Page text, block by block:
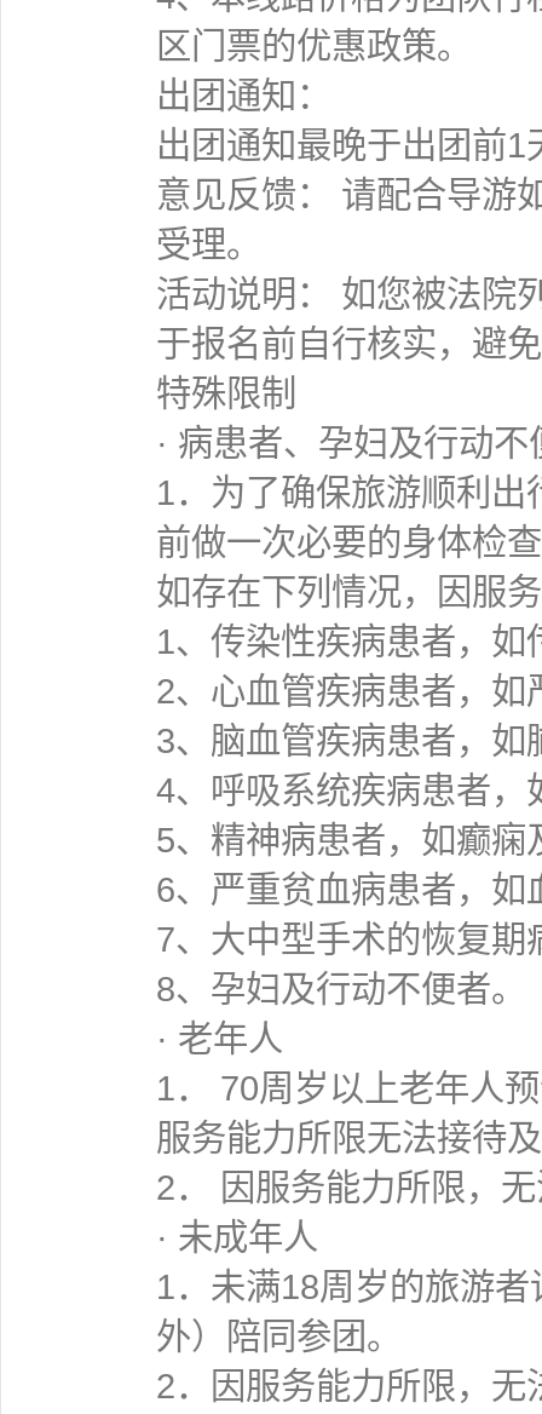
区门票的优惠政策。
出团通知：
出团通知最晚于出团前
意见反馈： 请配合导游
受理。
活动说明： 如您被法院
于报名前自行核实，避
特殊限制
· 病患者、孕妇及行动不
1．为了确保旅游顺利
前做一次必要的身体检
如存在下列情况，因服
1、传染性疾病患者，
2、心血管疾病患者，
3、脑血管疾病患者，
4、呼吸系统疾病患者
5、精神病患者，如癫痫
6、严重贫血病患者，
7、大中型手术的恢复期
8、孕妇及行动不便者。
· 老年人
1． 70周岁以上老年人
服务能力所限无法接待
2． 因服务能力所限，
· 未成年人
1．未满18周岁的旅游
外）陪同参团。
2．因服务能力所限，